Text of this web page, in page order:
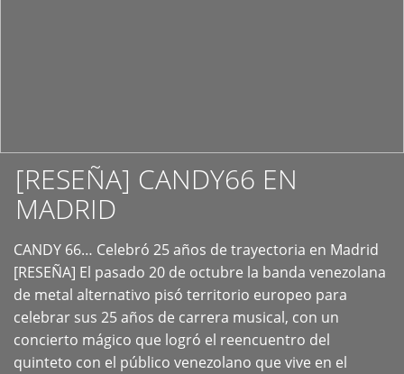
[RESEÑA] CANDY66 EN
MADRID
CANDY 66… Celebró 25 años de trayectoria en Madrid
[RESEÑA] El pasado 20 de octubre la banda venezolana
de metal alternativo pisó territorio europeo para
celebrar sus 25 años de carrera musical, con un
concierto mágico que logró el reencuentro del
quinteto con el público venezolano que vive en el
+